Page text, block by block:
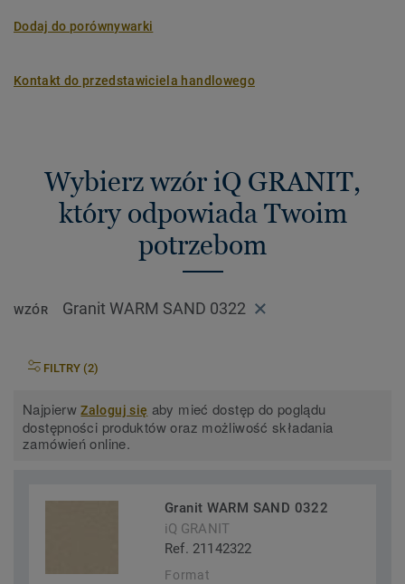
Dodaj do porównywarki
Kontakt do przedstawiciela handlowego
Wybierz wzór iQ GRANIT,
który odpowiada Twoim
potrzebom
WZÓR Granit WARM SAND 0322
FILTRY (2)
NajpierwZaloguj się aby mieć dostęp do poglądu
dostępności produktów oraz możliwość składania
zamówień online.
Granit WARM SAND 0322
iQ GRANIT
Ref. 21142322
Format